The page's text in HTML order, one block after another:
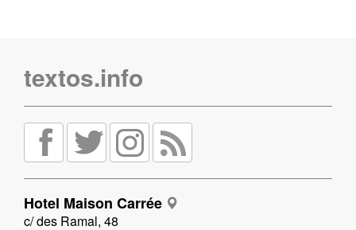
textos.info
Hotel Maison Carrée
c/ des Ramal, 48